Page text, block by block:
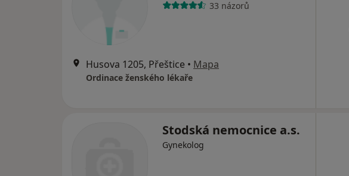
33 názorů
Husova 1205, Přeštice • Mapa
Ordinace ženského lékaře
Stodská nemocnice a.s.
Gynekolog